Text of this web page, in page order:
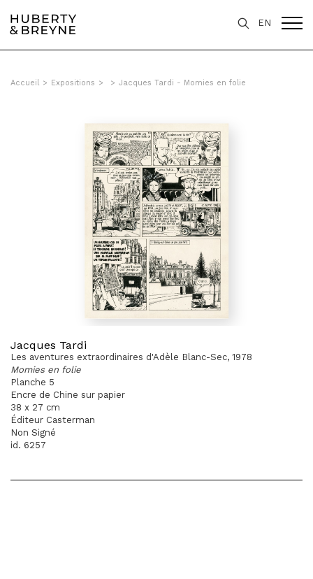
EN
Accueil > Expositions > > Jacques Tardi - Momies en folie
Jacques Tardi
Les aventures extraordinaires d'Adèle Blanc-Sec, 1978
Momies en folie
Planche 5
Encre de Chine sur papier
38 x 27 cm
Éditeur Casterman
Non Signé
id. 6257